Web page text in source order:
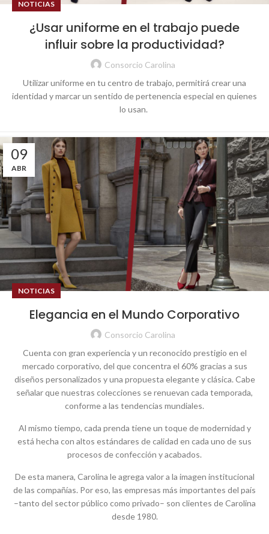
NOTICIAS
¿Usar uniforme en el trabajo puede
influir sobre la productividad?
Consorcio Carolina
Utilizar uniforme en tu centro de trabajo, permitirá crear una
identidad y marcar un sentido de pertenencia especial en quienes
lo usan.
09
ABR
NOTICIAS
Elegancia en el Mundo Corporativo
Consorcio Carolina
Cuenta con gran experiencia y un reconocido prestigio en el
mercado corporativo, del que concentra el 60% gracias a sus
diseños personalizados y una propuesta elegante y clásica. Cabe
señalar que nuestras colecciones se renuevan cada temporada,
conforme a las tendencias mundiales.
Al mismo tiempo, cada prenda tiene un toque de modernidad y
está hecha con altos estándares de calidad en cada uno de sus
procesos de confección y acabados.
De esta manera, Carolina le agrega valor a la imagen institucional
de las compañías. Por eso, las empresas más importantes del país
–tanto del sector público como privado– son clientes de Carolina
desde 1980.